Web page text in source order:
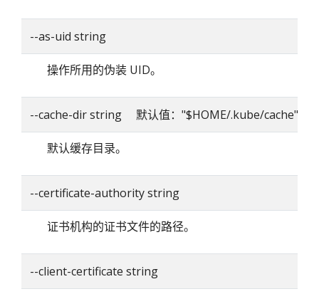
--as-uid string
操作所用的伪装 UID。
--cache-dir string 默认值："$HOME/.kube/cache"
默认缓存目录。
--certificate-authority string
证书机构的证书文件的路径。
--client-certificate string